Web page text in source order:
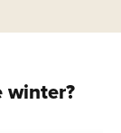
winter?